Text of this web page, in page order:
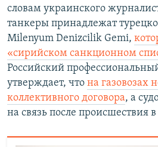
словам украинского
танкеры принадлежат
Milenyum Denizcilik Gemi,
«сирийском санкционном
Российский
утверждает, что на газовозах
коллективного договора, а
на связь после происшествия